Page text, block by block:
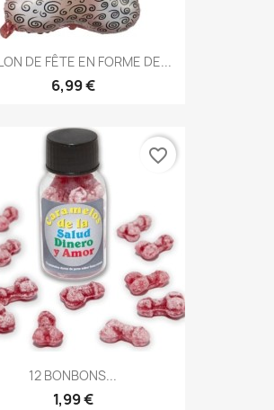
DE FÊTE EN FORME DE...
6,99 €
12 BONBONS...
1,99 €
favorite_border